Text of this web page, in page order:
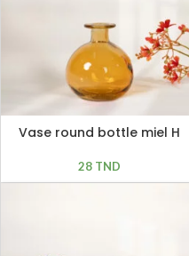
Vase round bottle miel H
28 TND